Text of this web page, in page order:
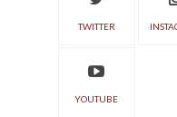
TWITTER
YOUTUBE